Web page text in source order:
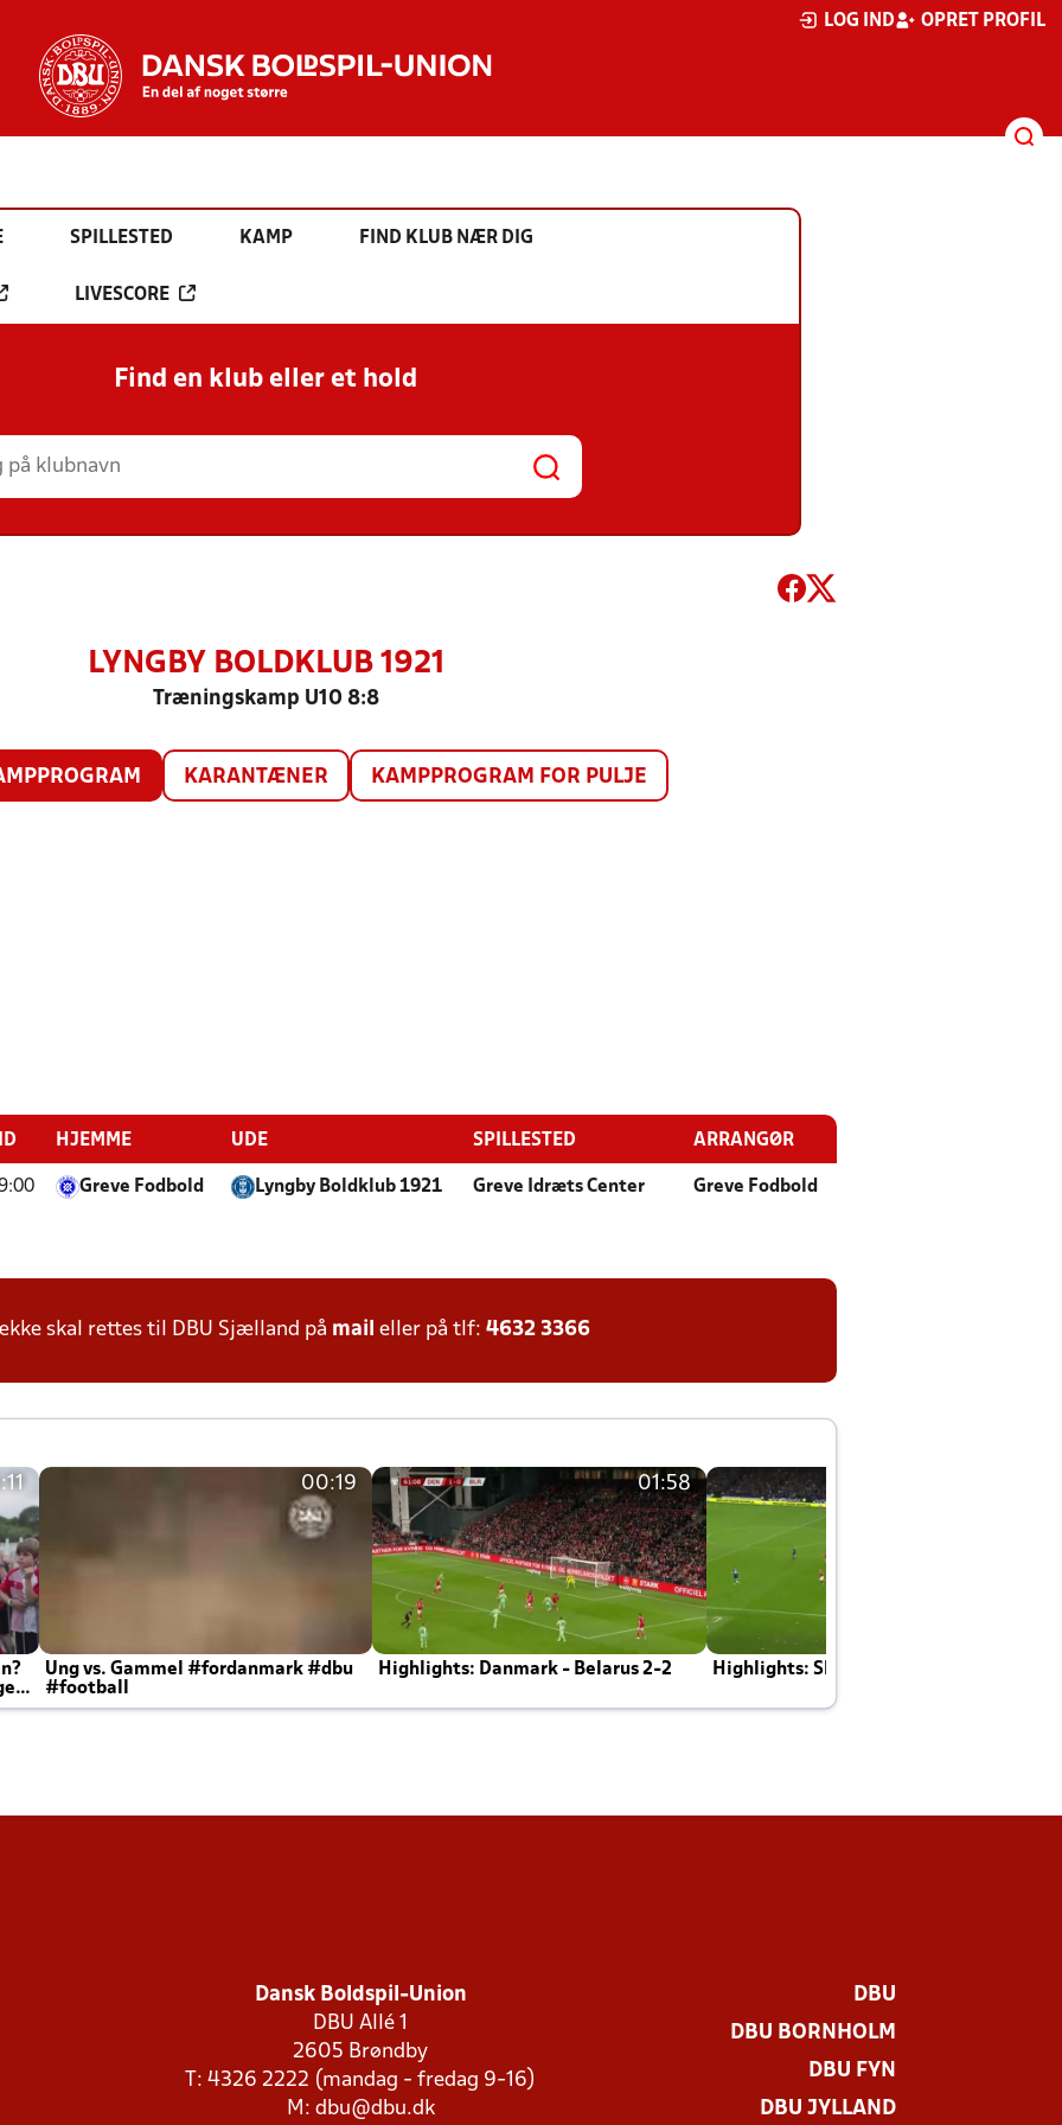
LOG IND OPRET PROFIL
SPILLESTED KAMP FIND KLUB NÆR DIG
LIVESCORE
Find en klub eller et hold
LYNGBY BOLDKLUB 1921
Træningskamp U10 8:8
KARANTÆNER KAMPPROGRAM FOR PULJE
HJEMME UDE SPILLESTED ARRANGØR
Greve Fodbold Lyngby Boldklub 1921 Greve Idræts Center Greve Fodbold
skal rettes til DBU Sjælland på mail eller på tlf: 4632 3366
00:19
Ung vs. Gammel #fordanmark #dbu
#football
01:58
Highlights: Danmark - Belarus 2-2 Highlights: Skotland - Danmark 4-2
Dansk Boldspil-Union
DBU Allé 1
2605 Brøndby
T: 4326 2222 (mandag - fredag 9-16)
M: dbu@dbu.dk
DBU
DBU BORNHOLM
DBU FYN
DBU JYLLAND